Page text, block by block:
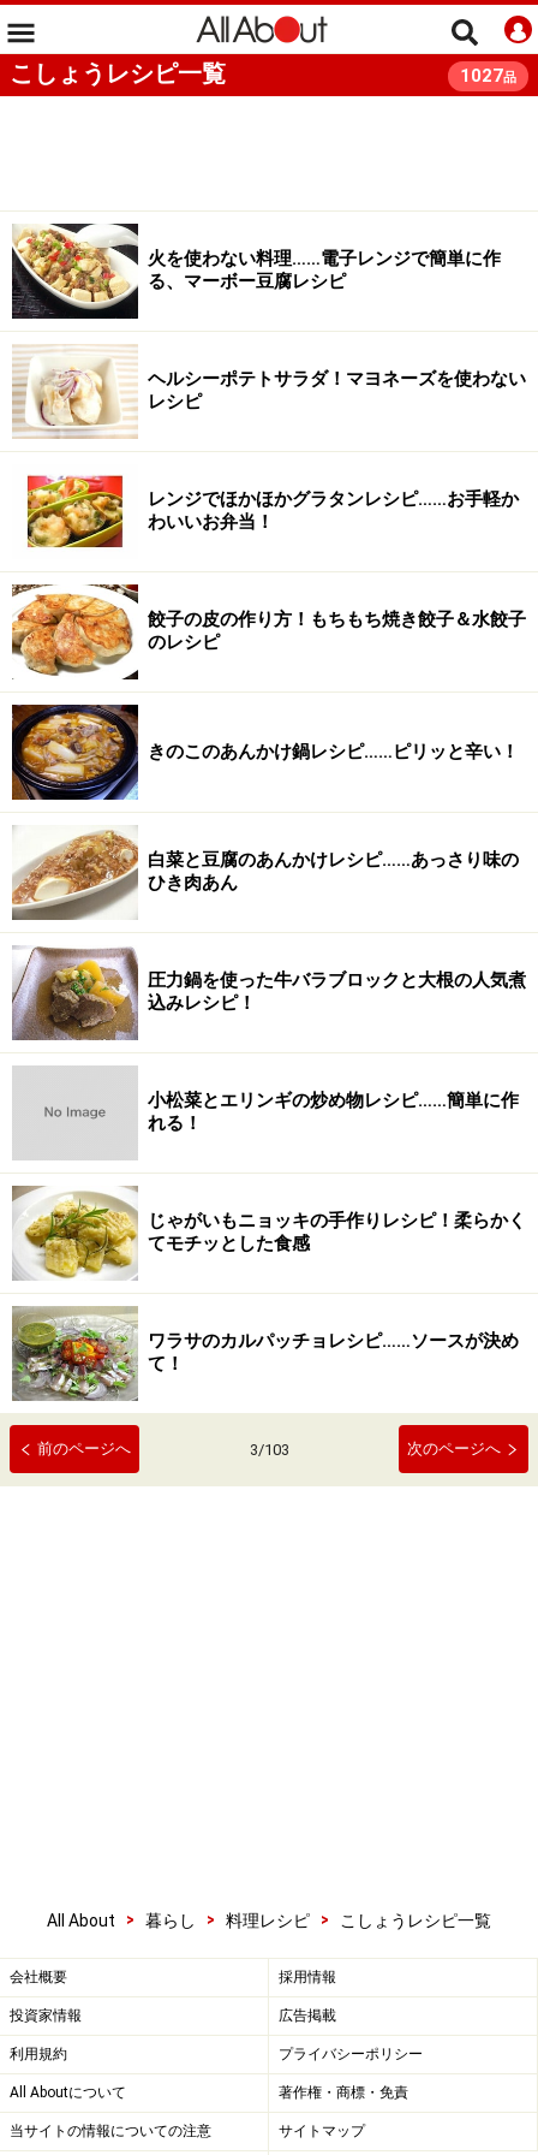
こしょうレシピ一覧 1027品
火を使わない料理……電子レンジで簡単に作
る、マーボー豆腐レシピ
ヘルシーポテトサラダ！マヨネーズを使わない
レシピ
レンジでほかほかグラタンレシピ……お手軽か
わいいお弁当！
餃子の皮の作り方！もちもち焼き餃子＆水餃子
のレシピ
きのこのあんかけ鍋レシピ……ピリッと辛い！
白菜と豆腐のあんかけレシピ……あっさり味の
ひき肉あん
圧力鍋を使った牛バラブロックと大根の人気煮
込みレシピ！
小松菜とエリンギの炒め物レシピ……簡単に作
れる！
じゃがいもニョッキの手作りレシピ！柔らかく
てモチッとした食感
ワラサのカルパッチョレシピ……ソースが決め
て！
前のページへ 3/103 次のページへ
All About > 暮らし > 料理レシピ > こしょうレシピ一覧
会社概要 採用情報
投資家情報 広告掲載
利用規約 プライバシーポリシー
All Aboutについて 著作権・商標・免責
当サイトの情報についての注意 サイトマップ